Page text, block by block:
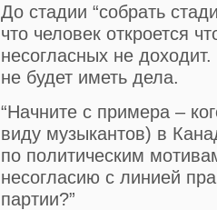
До стадии “собрать
что человек откроется
несогласных не
не будет иметь дела.
“Начните с примера –
виду музыкантов) в
по политическим
несогласию с линией
партии?”